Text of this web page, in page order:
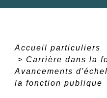
Accueil particuliers
> Carrière dans la
Avancements
la fonction publique